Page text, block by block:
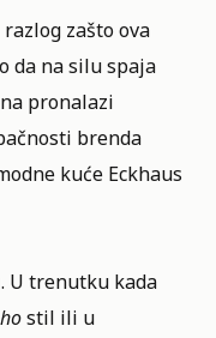
zašto ova
da na silu spaja
pronalazi
brenda
kuće Eckhaus
U trenutku kada
stil ili u